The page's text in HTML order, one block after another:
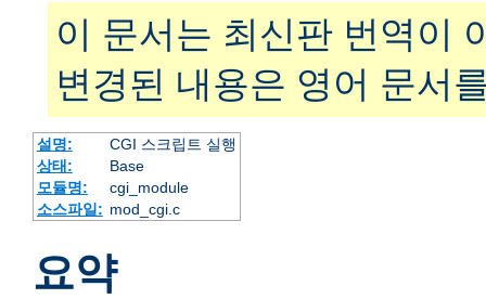
이 문서는 최신판 번역이
변경된 내용은 영어 문서
설명:
CGI 스크립트 실행
상태:
Base
모듈명:
cgi_module
소스파일: mod_cgi.c
요약